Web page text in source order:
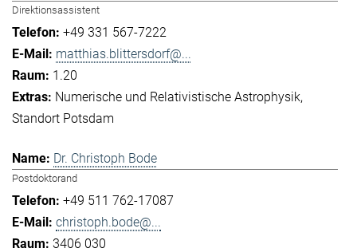
Direktionsassistent
+49 331 567-7222
matthias.blittersdorf@...
1.20
Numerische und Relativistische Astrophysik
Standort Potsdam
Dr. Christoph Bode
Postdoktorand
+49 511 762-17087
christoph.bode@...
3406 030